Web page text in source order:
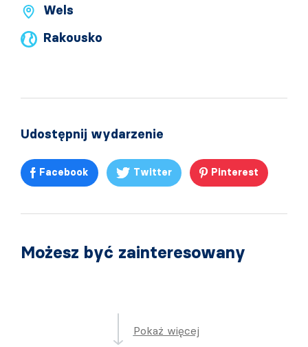
Wels
Rakousko
Udostępnij wydarzenie
Facebook Twitter Pinterest
Możesz być zainteresowany
Pokaż więcej